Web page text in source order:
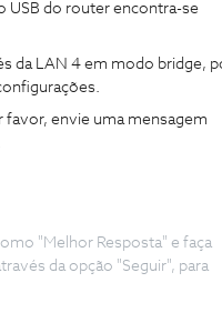
USB do router encontra-se
da LAN 4 em modo bridge,
favor, envie uma mensagem
"Melhor Resposta" e faça
da opção "Seguir", para